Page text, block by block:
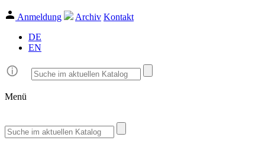
Anmeldung Archiv Kontakt
DE
EN
Menü